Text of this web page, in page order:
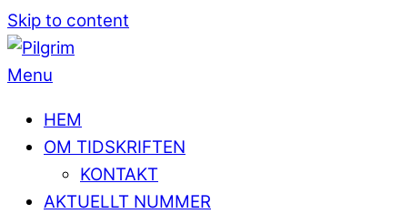
Skip to content
Menu
HEM
OM TIDSKRIFTEN
KONTAKT
AKTUELLT NUMMER